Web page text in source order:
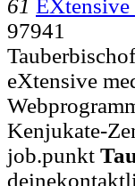
61 EXtensive
97941
eXtensive
Kenjukate-
job.punkt